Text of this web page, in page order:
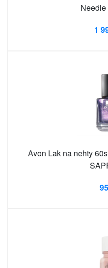
1
Avon Lak na nehty